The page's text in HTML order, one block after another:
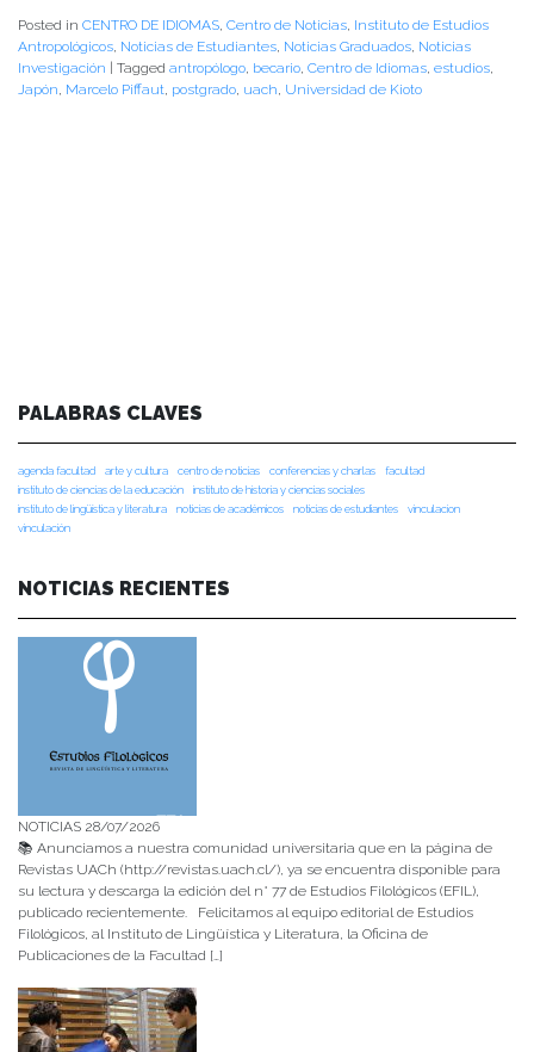
Posted in CENTRO DE IDIOMAS, Centro de Noticias, Instituto de Estudios
Antropológicos, Noticias de Estudiantes, Noticias Graduados, Noticias
Investigación
Tagged antropólogo, becario, Centro de Idiomas, estudios,
Japón, Marcelo Piffaut, postgrado, uach, Universidad de Kioto
PALABRAS CLAVES
agenda facultad arte y cultura centro de noticias conferencias y charlas
facultad
instituto de ciencias de la educación
instituto de historia y ciencias sociales
instituto de lingüística y literatura
noticias de académicos noticias de estudiantes
vinculacion
vinculación
NOTICIAS RECIENTES
NOTICIAS 28/07/2026
📚 Anunciamos a nuestra comunidad universitaria que en la página de
Revistas UACh (http://revistas.uach.cl/), ya se encuentra disponible para
su lectura y descarga la edición del n° 77 de Estudios Filológicos (EFIL),
publicado recientemente. Felicitamos al equipo editorial de Estudios
Filológicos, al Instituto de Lingüística y Literatura, la Oficina de
Publicaciones de la Facultad […]